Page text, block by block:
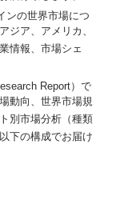
ンの世界市場につ
ア、アメリカ、
情報、市場シェ
Report）で
動向、世界市場規
別市場分析（種類
下の構成でお届け